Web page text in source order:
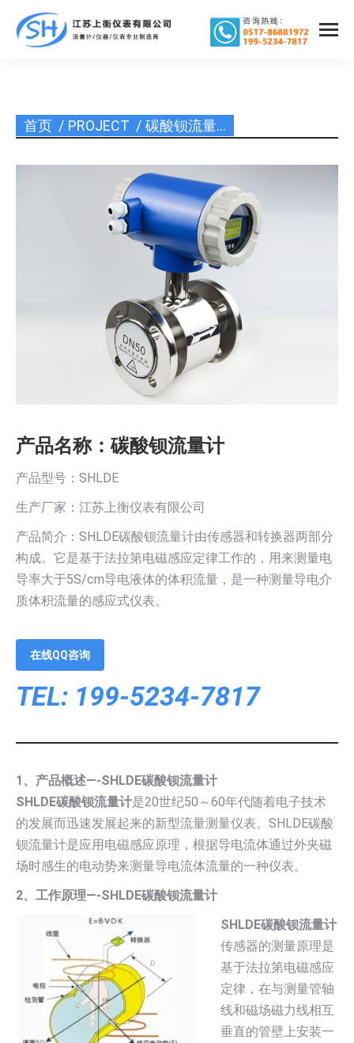
您在这里：
首页 PROJECT 碳酸钡流量…
产品名称：碳酸钡流量计
产品型号：SHLDE
生产厂家：江苏上衡仪表有限公司
产品简介：SHLDE碳酸钡流量计由传感器和转换器两部分
构成。它是基于法拉第电磁感应定律工作的，用来测量电
导率大于5S/cm导电液体的体积流量，是一种测量导电介
质体积流量的感应式仪表。
在线QQ咨询
TEL: 199-5234-7817
1、产品概述—-SHLDE碳酸钡流量计
SHLDE碳酸钡流量计是20世纪50～60年代随着电子技术
的发展而迅速发展起来的新型流量测量仪表。SHLDE碳酸
钡流量计是应用电磁感应原理，根据导电流体通过外夹磁
场时感生的电动势来测量导电流体流量的一种仪表。
2、工作原理—-SHLDE碳酸钡流量计
SHLDE碳酸钡流量计
传感器的测量原理是
基于法拉第电磁感应
定律，在与测量管轴
线和磁场磁力线相互
垂直的管壁上安装一